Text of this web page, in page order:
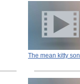
The mean kitty